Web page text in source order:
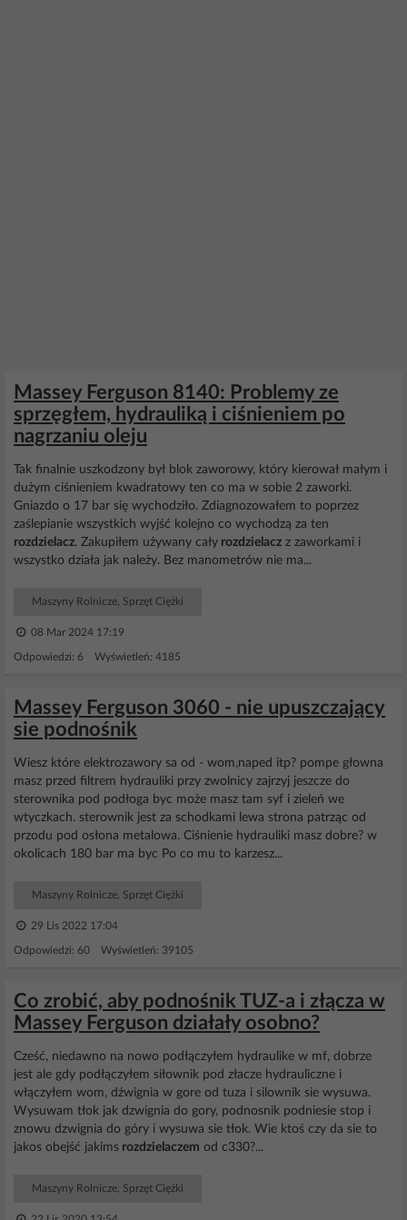
Massey Ferguson 8140: Problemy ze
sprzęgłem, hydrauliką i ciśnieniem po
nagrzaniu oleju
Tak finalnie uszkodzony był blok zaworowy, który kierował małym i
dużym ciśnieniem kwadratowy ten co ma w sobie 2 zaworki.
Gniazdo o 17 bar się wychodziło. Zdiagnozowałem to poprzez
zaślepianie wszystkich wyjść kolejno co wychodzą za ten
rozdzielacz. Zakupiłem używany cały rozdzielacz z zaworkami i
wszystko działa jak należy. Bez manometrów nie ma...
Maszyny Rolnicze, Sprzęt Ciężki
08 Mar 2024 17:19
Odpowiedzi: 6 Wyświetleń: 4185
Massey Ferguson 3060 - nie upuszczający
sie podnośnik
Wiesz które elektrozawory sa od - wom,naped itp? pompe głowna
masz przed filtrem hydrauliki przy zwolnicy zajrzyj jeszcze do
sterownika pod podłoga byc może masz tam syf i zieleń we
wtyczkach. sterownik jest za schodkami lewa strona patrząc od
przodu pod osłona metalowa. Ciśnienie hydrauliki masz dobre? w
okolicach 180 bar ma byc Po co mu to karzesz...
Maszyny Rolnicze, Sprzęt Ciężki
29 Lis 2022 17:04
Odpowiedzi: 60 Wyświetleń: 39105
Co zrobić, aby podnośnik TUZ-a i złącza w
Massey Ferguson działały osobno?
Cześć, niedawno na nowo podłączyłem hydraulike w mf, dobrze
jest ale gdy podłączyłem siłownik pod złacze hydrauliczne i
włączyłem wom, dźwignia w gore od tuza i silownik sie wysuwa.
Wysuwam tłok jak dzwignia do gory, podnosnik podniesie stop i
znowu dzwignia do góry i wysuwa sie tłok. Wie ktoś czy da sie to
jakos obejść jakims rozdzielaczem od c330?...
Maszyny Rolnicze, Sprzęt Ciężki